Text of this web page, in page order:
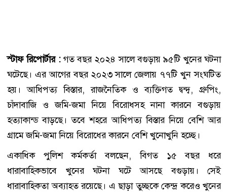
স্টাফ রিপোর্টার :গত বছর ২০২৪ সালে বগুড়ায় ৯৫টি খুনের ঘটনা
ঘটেছে। এর আগের বছর ২০২৩ সালে জেলায় ৭৭টি খুন সংঘটিত
হয়। আধিপত্য বিস্তার, রাজনৈতিক ও ব্যক্তিগত দ্বন্দ্ব, গ্রুপিং,
চাঁদাবাজি ও জমি-জমা নিয়ে বিরোধসহ নানা কারনে বগুড়ায়
হত্যাকান্ড বাড়ছে। তবে শহরে আধিপত্য বিস্তার নিয়ে বেশি আর
গ্রামে জমি-জমা নিয়ে বিরোধের কারনে বেশি খুনোখুনি হচ্ছে।
একাধিক পুলিশ কর্মকর্তা বলছেন, বিগত ১৫ বছর ধরে
ধারাবাহিকভাবে খুনের ঘটনা ঘটে আসছে বগুড়ায়। সেই
ধারাবাহিকতা অব্যাহত রয়েছে। এ ছাড়া তুচ্ছকে কেন্দ্র করেও খুনের